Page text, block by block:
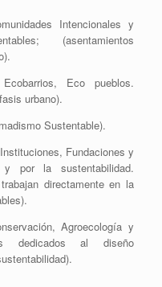
Intencionales y
(asentamientos
Eco pueblos.
urbano).
Sustentable).
Fundaciones y
y por la sustentabilidad.
directamente en la
Agroecología y
dedicados al diseño